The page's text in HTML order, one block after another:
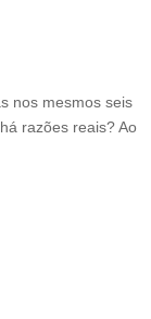
nos mesmos seis
razões reais? Ao